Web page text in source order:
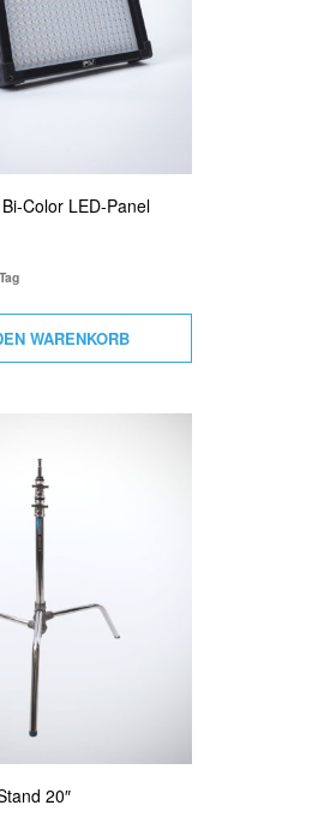
Color LED-Panel
WARENKORB
20″